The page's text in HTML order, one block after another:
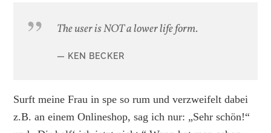
The user is NOT a lower life form.
KEN BECKER
Surft meine Frau in spe so rum und verzweifelt dabei
z.B. an einem Onlineshop, sag ich nur: „Sehr schön!“